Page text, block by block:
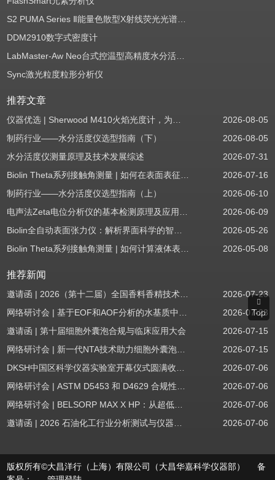
S2 PUMA Series Ⅱ能量色散型X射线荧光光谱仪（EDXRF）
DDM2910数字式密度计
LabMaster-Aw Neo台式控温型高精度水分活度测定仪
Sync激光粒度粒形分析仪
推荐文章
仪器优选 | Sherwood M410火焰光度计，为用户检测提供值得信赖的基准方案
2026-08-05
制药行业——水分活度仪选型指南（下）
2026-08-05
水分活度仪测量原理及技术发展综述
2026-07-31
Biolin Theta系列接触角测量 | 如何在表面表征应用中使用接触角：后退角
2026-07-16
制药行业——水分活度仪选型指南（上）
2026-06-10
电声法Zeta电位分析仪的基本检测原理及应用场景
2026-06-09
Biolin全自动表面张力仪：解析界面科学的智能之眼
2026-05-26
Biolin Theta系列接触角测量 | 如何计算液体表面张力分量
2026-05-08
推荐新闻
邀请函 | 2026（第十二届）全国香料香精技术交流年会
2026-07-23
网络研讨会 | 基于EOF和AOF分析的水基质中PFAS筛查
2026-07-23
邀请函 | 第十届细胞外囊泡合规与临床应用大会
2026-07-15
网络研讨会 | 新一代NTA技术助力细胞外囊泡质量评估与工艺开发
2026-07-15
DKSH中国区科学仪器实验室开幕仪式圆满收官！
2026-07-06
网络研讨会 | ASTM D5453 和 D4629 合规性：无需妥协
2026-07-06
网络研讨会 | BELSORP MAX X HP：从超低压物理吸附到高压吸附
2026-07-06
邀请函 | 2026 石油化工行业分析测试与仪器技术交流会（辽宁站）
2026-07-06
版权所有©大昌洋行（上海）有限公司（大昌华嘉科学仪器部） 备
Top